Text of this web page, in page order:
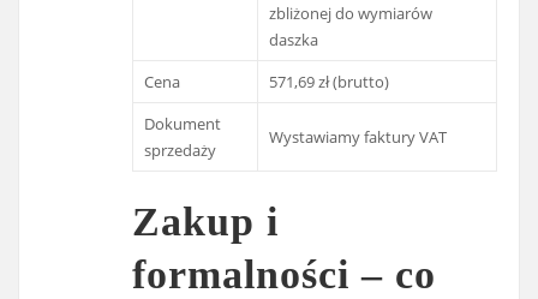
zbliżonej do wymiarów
daszka
Cena
571,69 zł (brutto)
Dokument
sprzedaży
Wystawiamy faktury VAT
Zakup i
formalności – co